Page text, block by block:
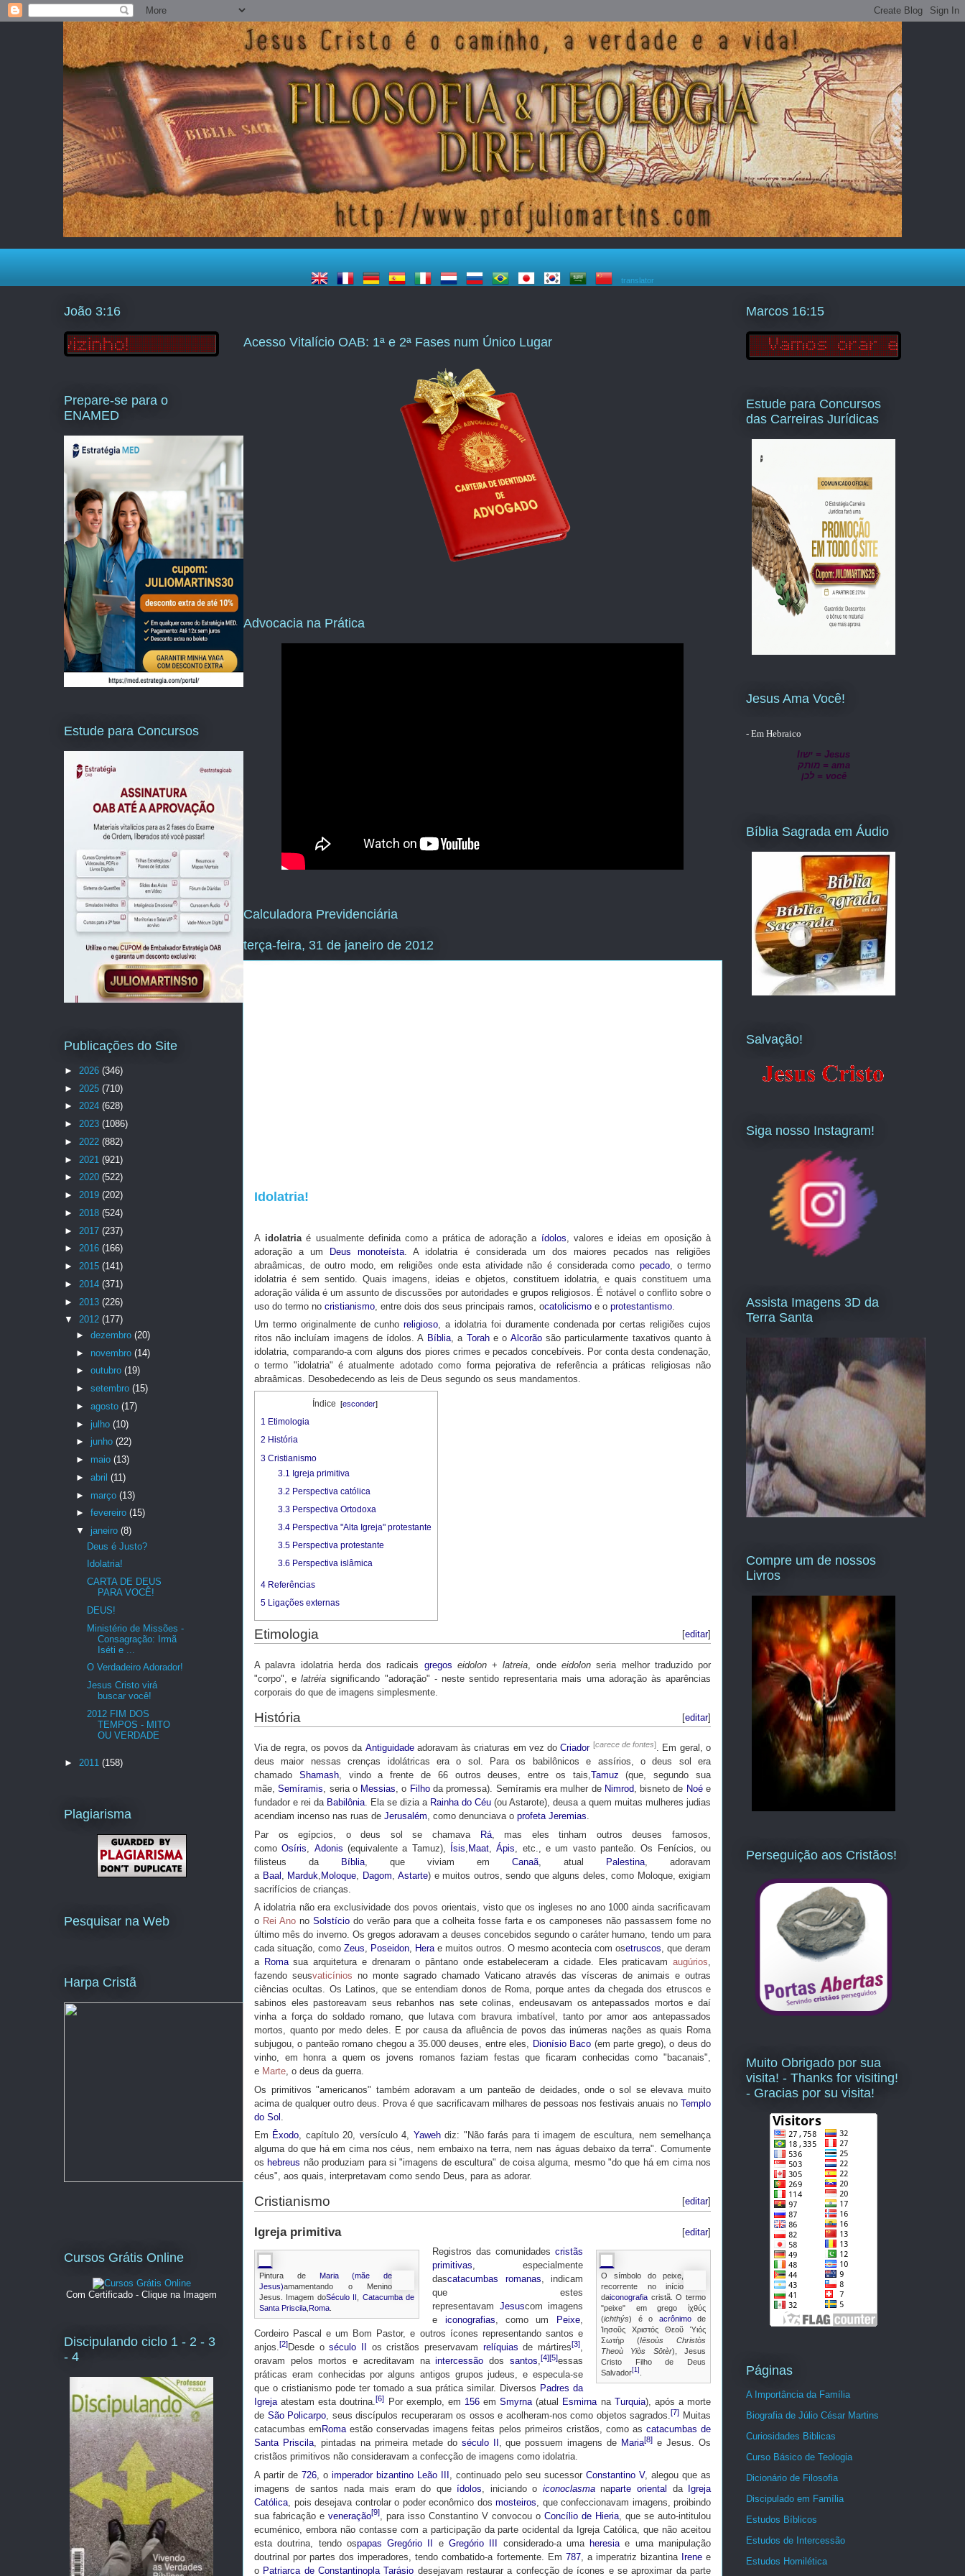
translator
Acesso Vitalício OAB: 1ª e 2ª Fases num Único Lugar
Advocacia na Prática
Calculadora Previdenciária
terça-feira, 31 de janeiro de 2012
Idolatria!
A idolatria é usualmente definida como a prática de adoração a ídolos , valores e ideias em oposição à
adoração a um Deus monoteísta . A idolatria é considerada um dos maiores pecados nas religiões
abraâmicas, de outro modo, em religiões onde esta atividade não é considerada como pecado, o termo
idolatria é sem sentido. Quais imagens, ideias e objetos, constituem idolatria, e quais constituem uma
adoração válida é um assunto de discussões por autoridades e grupos religiosos. É notável o conflito sobre o
uso do termo no cristianismo , entre dois dos seus principais ramos, ocatolicismo e o protestantismo
Um termo originalmente de cunhoreligioso, a idolatria foi duramente condenada por certas religiões cujos
ritos não incluíam imagens de ídolos. A Bíblia, a Torahe oAlcorão são particularmente taxativos quanto à
idolatria, comparando-a com alguns dos piores crimes e pecados concebíveis. Por conta desta condenação,
o termo "idolatria" é atualmente adotado como forma pejorativa de referência a práticas religiosas não
abraâmicas. Desobedecendo as leis de Deus segundo os seus mandamentos.
Índice [esconder]
1 Etimologia
2 História
3 Cristianismo
3.1 Igreja primitiva
3.2 Perspectiva católica
3.3 Perspectiva Ortodoxa
3.4 Perspectiva "Alta Igreja" protestante
3.5 Perspectiva protestante
3.6 Perspectiva islâmica
4 Referências
5 Ligações externas
[editar]
Etimologia
A palavra idolatria herda dos radicais gregos eidolon+latreia , onde eidolonseria melhor traduzido por
"corpo", elatréia significando "adoração" - neste sentido representaria mais uma adoração às aparências
corporais do que de imagens simplesmente.
[editar]
História
Via de regra, os povos da Antiguidadeadoravam às criaturas em vez doCriador [carece de fontes]. Em geral, o
deus maior nessas crenças idolátricas era o sol. Para os babilônicos e assírios, o deus sol era
chamado Shamash, vindo a frente de 66 outros deuses, entre os tais,Tamuz (que, segundo sua
mãe,Semíramis, seria o Messias, o Filhoda promessa). Semíramis era mulher de Nimrod, bisneto de Noée
fundador e rei da Babilônia. Ela se dizia a Rainha do Céu (ou Astarote), deusa a quem muitas mulheres judias
acendiam incenso nas ruas de Jerusalém, como denunciava o profeta Jeremias.
Par os egípcios, o deus sol se chamava
Rá, mas eles tinham outros deuses famosos,
comoOsíris Adonis (equivalente a Tamuz), Ísis Maat ,Ápis , etc., e um vasto panteão. Os Fenícios, ou
filisteus da
Bíblia , que viviam em Canaã , atual Palestina , adoravam
a Baal Marduk Moloque Dagom Astarte) e muitos outros, sendo que alguns deles, como Moloque, exigiam
sacrifícios de crianças.
A idolatria não era exclusividade dos povos orientais, visto que os ingleses no ano 1000 ainda sacrificavam
o Rei Ano no Solstício do verão para que a colheita fosse farta e os camponeses não passassem fome no
último mês do inverno. Os gregos adoravam a deuses concebidos segundo o caráter humano, tendo um para
cada situação, como Zeus, Poseidon, Herae muitos outros. O mesmo acontecia com osetruscos, que deram
a Romasua arquitetura e drenaram o pântano onde estabeleceram a cidade. Eles praticavamaugúrios,
fazendo seusvaticínios no monte sagrado chamado Vaticano através das vísceras de animais e outras
ciências ocultas. Os Latinos, que se entendiam donos de Roma, porque antes da chegada dos etruscos e
sabinos eles pastoreavam seus rebanhos nas sete colinas, endeusavam os antepassados mortos e daí
vinha a força do soldado romano, que lutava com bravura imbatível, tanto por amor aos antepassados
mortos, quanto por medo deles. E por causa da afluência de povos das inúmeras nações as quais Roma
subjugou, o panteão romano chegou a 35.000 deuses, entre eles, Dionísio Baco (em parte grego), o deus do
vinho, em honra a quem os jovens romanos faziam festas que ficaram conhecidas como "bacanais",
e Marte, o deus da guerra.
Os primitivos "americanos" também adoravam a um panteão de deidades, onde o sol se elevava muito
acima de qualquer outro deus. Prova é que sacrificavam milhares de pessoas nos festivais anuais no Templo
do Sol
Em Êxodo, capítulo 20, versículo 4, Yawehdiz: "Não farás para ti imagem de escultura, nem semelhança
alguma do que há em cima nos céus, nem embaixo na terra, nem nas águas debaixo da terra". Comumente
os hebreus não produziam para si "imagens de escultura" de coisa alguma, mesmo "do que há em cima nos
céus", aos quais, interpretavam como sendo Deus, para as adorar.
[editar]
Cristianismo
[editar]
Igreja primitiva
O símbolo do peixe,
recorrente no início
daiconografia cristã. O termo
"peixe" em grego ἰχθύς
(ichthýs) é o acrônimode
Ἰησοῦς Χριστός Θεοῦ Ὑιός
Σωτήρ (Iēsoùs Christòs
Theoù Yiòs Sōtèr), Jesus
Cristo Filho de Deus
Salvador[1]
Pintura de Maria (mãe de
Jesus)amamentando o Menino
Jesus. Imagem doSéculo II
Catacumba de
Santa Priscila Roma
Registros das comunidades cristãs
primitivas, especialmente
dascatacumbas romanas, indicam
que estes
representavam Jesuscom imagens
e iconografias, como um Peixe,
Cordeiro Pascal e um Bom Pastor, e outros ícones representando santos e
anjos.[2]Desde oséculo II os cristãos preservavam relíquias de mártires[3],
oravam pelos mortos e acreditavam naintercessão dos santos,[4][5]essas
práticas eram conhecidas por alguns antigos grupos judeus, e especula-se
que o cristianismo pode ter tomado a sua prática similar. Diversos Padres da
Igrejaatestam esta doutrina.[6] Por exemplo, em 156emSmyrna(atual Esmirnana Turquia), após a morte
de São Policarpo, seus discípulos recuperaram os ossos e acolheram-nos como objetos sagrados.[7] Muitas
catacumbas em Romaestão conservadas imagens feitas pelos primeiros cristãos, como as catacumbas de
Santa Priscila, pintadas na primeira metade do século II , que possuem imagens de Maria[8] e Jesus. Os
cristãos primitivos não consideravam a confecção de imagens como idolatria.
A partir de 726 , o imperador bizantino Leão III , continuado pelo seu sucessor Constantino V, alegou que as
imagens de santos nada mais eram do que ídolos , iniciando o iconoclasmanaparte oriental da
Igreja
Católica , pois desejava controlar o poder econômico dos mosteiros , que confeccionavam imagens, proibindo
sua fabricação e veneração[9] , para isso Constantino V convocou o Concílio de Hieria , que se auto-intitulou
ecuménico, embora não contasse com a participação da parte ocidental da Igreja Católica, que não aceitou
esta doutrina, tendo ospapas Gregório II eGregório III considerado-a uma heresia e uma manipulação
doutrinal por partes dos imperadores, tendo combatido-a fortemente. Em 787, a imperatriz bizantina Irenee
o Patriarca de Constantinopla Tarásio desejavam restaurar a confecção de ícones e se aproximar da parte
João 3:16
Prepare-se para o
ENAMED
Estude para Concursos
Publicações do Site
► 2026 (346)
► 2025 (710)
► 2024 (628)
► 2023 (1086)
► 2022 (882)
► 2021 (921)
► 2020 (522)
► 2019 (202)
► 2018 (524)
► 2017 (237)
► 2016 (166)
► 2015 (141)
► 2014 (371)
► 2013 (226)
▼ 2012 (177)
► dezembro (20)
► novembro (14)
► outubro (19)
► setembro (15)
► agosto (17)
► julho (10)
► junho (22)
► maio (13)
► abril (11)
► março (13)
► fevereiro (15)
▼ janeiro (8)
Deus é Justo?
Idolatria!
CARTA DE DEUS
PARA VOCÊ!
DEUS!
Ministério de Missões -
Consagração: Irmã
Iséti e ...
O Verdadeiro Adorador!
Jesus Cristo virá
buscar você!
2012 FIM DOS
TEMPOS - MITO
OU VERDADE
► 2011 (158)
Plagiarisma
Pesquisar na Web
Harpa Cristã
Cursos Grátis Online
Com Certificado - Clique na Imagem
Discipulando ciclo 1 - 2 - 3
- 4
Marcos 16:15
Estude para Concursos
das Carreiras Jurídicas
Jesus Ama Você!
- Em Hebraico
lישו = Jesus
מותק = ama
לכן = você
Bíblia Sagrada em Áudio
Salvação!
Siga nosso Instagram!
Assista Imagens 3D da
Terra Santa
Compre um de nossos
Livros
Perseguição aos Cristãos!
Muito Obrigado por sua
visita! - Thanks for visiting!
- Gracias por su visita!
Páginas
A Importância da Família
Biografia de Júlio César Martins
Curiosidades Biblicas
Curso Básico de Teologia
Dicionário de Filosofia
Discipulado em Família
Estudos Bíblicos
Estudos de Intercessão
Estudos Homilética